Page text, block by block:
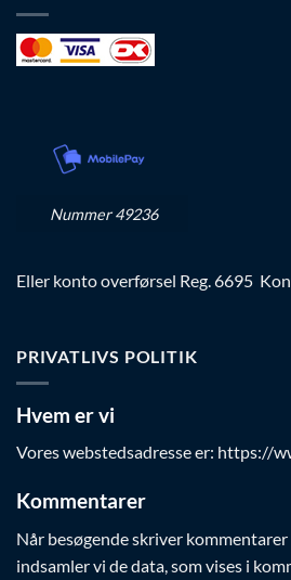
Nummer 49236
Eller konto overførsel Reg. 6695
PRIVATLIVS POLITIK
Hvem er vi
Vores webstedsadresse er: https://
Kommentarer
Når besøgende skriver kommentarer
indsamler vi de data, som vises i